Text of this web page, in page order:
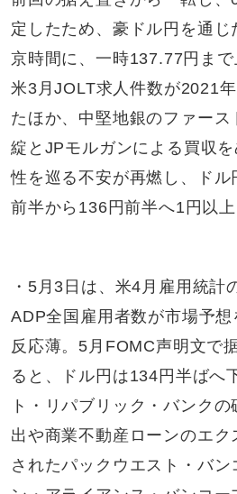
定したため、豪ドル円を通
京時間に、一時137.77円まで
米3月JOLT求人件数が2021
たほか、中堅地銀のファー
綻とJPモルガンによる買収
性を巡る不安が再燃し、ドル
前半から136円前半へ1円以上
・5月3日は、米4月雇用統計
ADP全国雇用者数が市場予想
反応薄。5月FOMC声明文で
ると、ドル円は134円半ばへ
ト・リパブリック・バンク
出や商業不動産ローンのエ
されたパックウエスト・バン